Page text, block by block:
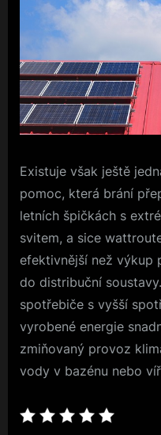
Existuje však ještě
pomoc, která brání
letních špičkách s
svitem, a sice
efektivnější než výkup
do distribuční
spotřebiče s vyšší
vyrobené energie
zmiňovaný provoz
vody v bazénu nebo